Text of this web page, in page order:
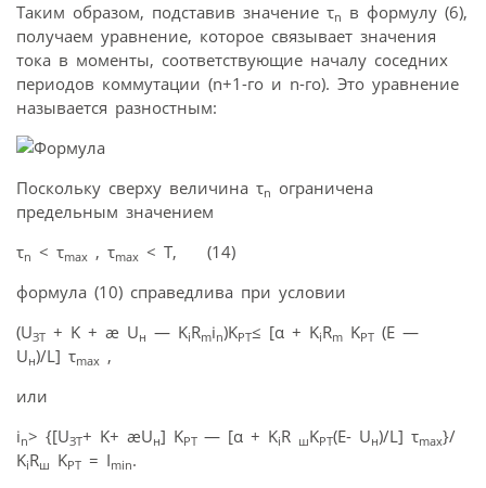
Таким образом, подставив значение τn в формулу (6),
получаем уравнение, которое связывает значения
тока в моменты, соответствующие началу соседних
периодов коммутации (n+1-го и n-го). Это уравнение
называется разностным:
Поскольку сверху величина τn ограничена
предельным значением
τn < τmax , τmax < T, (14)
формула (10) справедлива при условии
(UЗТ + K + æ Uн — KiRmin)KPT≤ [α + KiRm KPT (E —
Uн)/L] τmax ,
или
in> {[UЗТ+ K+ æUн] KРТ — [α + KiR шKРТ(E- Uн)/L] τmax}/
KiRш KРТ = Imin.